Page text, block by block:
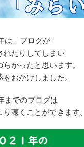
は、ブログが
れたりしてしまい
らかったと思います。
をおかけしました。
までのブログは
り聴くことができます。